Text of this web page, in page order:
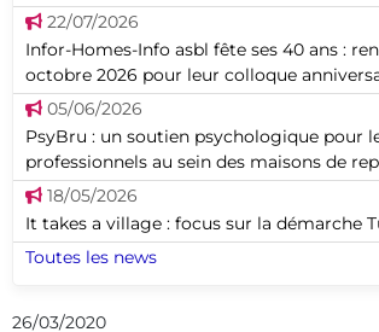
22/07/2026
Infor-Homes-Info asbl fête ses 40 ans :
octobre 2026 pour leur colloque
05/06/2026
PsyBru : un soutien psychologique pour
professionnels au sein des maisons de
18/05/2026
It takes a village : focus sur la démarche
Toutes les news
26/03/2020